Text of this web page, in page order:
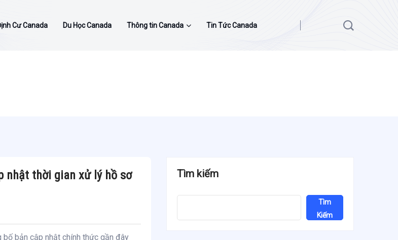
Cư Canada Du Học Canada Thông tin Canada Tin Tức Canada
nhật thời gian xử lý hồ sơ
bố bản cập nhật chính thức gần đây
Tìm kiếm
Tìm
Kiếm